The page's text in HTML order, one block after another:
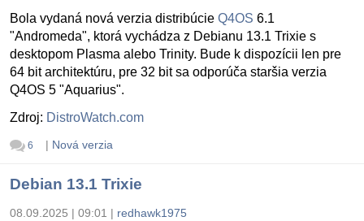
Bola vydaná nová verzia distribúcie Q4OS 6.1
"Andromeda", ktorá vychádza z Debianu 13.1 Trixie s
desktopom Plasma alebo Trinity. Bude k dispozícii len pre
64 bit architektúru, pre 32 bit sa odporúča staršia verzia
Q4OS 5 "Aquarius".
Zdroj: DistroWatch.com
6 | Nová verzia
Debian 13.1 Trixie
08.09.2025 | 09:01 | redhawk1975